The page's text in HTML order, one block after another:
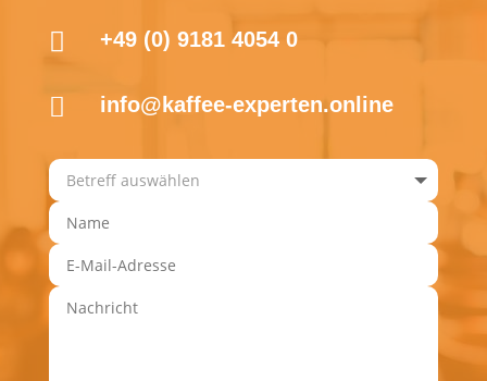
 +49 (0) 9181 4054 0
 info@kaffee-experten.online